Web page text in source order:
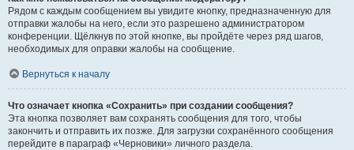
Рядом с каждым сообщением вы увидите кнопку, предназначенную для
отправки жалобы на него, если это разрешено администратором
конференции. Щёлкнув по этой кнопке, вы пройдёте через ряд шагов,
необходимых для оправки жалобы на сообщение.
Вернуться к началу
Что означает кнопка «Сохранить» при создании сообщения?
Эта кнопка позволяет вам сохранять сообщения для того, чтобы
закончить и отправить их позже. Для загрузки сохранённого сообщения
перейдите в параграф «Черновики» личного раздела.